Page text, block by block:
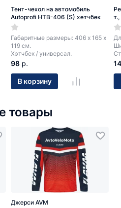
Тент-чехол на автомобиль
Autoprofi HTB-406 (S) хетчбек
Габаритные размеры: 406 х 165 х
119 см.
Хэтчбек / универсал.
98 р.
В корзину
14
товары
Джерси AVM